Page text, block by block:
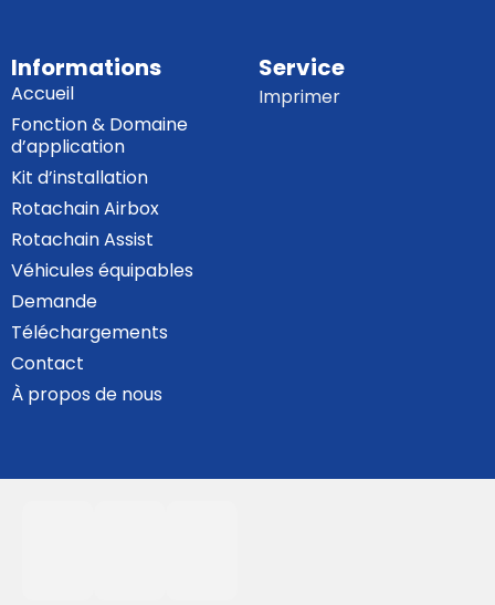
Informations
Accueil
Fonction & Domaine
d’application
Kit d’installation
Rotachain Airbox
Rotachain Assist
Véhicules équipables
Demande
Téléchargements
Contact
À propos de nous
Service
Imprimer